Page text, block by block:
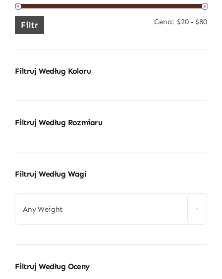
Filtr Cena: $20- $80
Filtruj Według Koloru
Filtruj Według Rozmiaru
Filtruj Według Wagi
Any Weight
Filtruj Według Oceny